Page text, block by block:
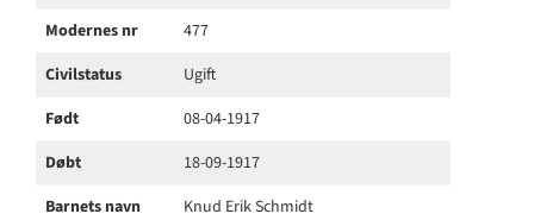
Modernes nr
477
Civilstatus
Ugift
Født
08-04-1917
Døbt
18-09-1917
Barnets navn
Knud Erik Schmidt